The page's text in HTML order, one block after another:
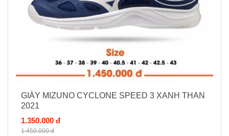
GIÀY MIZUNO CYCLONE SPEED 3 XANH THAN
2021
1.350.000 đ
1.450.000 đ